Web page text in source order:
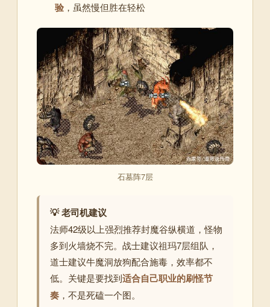
验，虽然慢但胜在轻松
石墓阵7层
💡 老司机建议
法师42级以上强烈推荐封魔谷纵横道，怪物
多到火墙烧不完。战士建议祖玛7层组队，
道士建议牛魔洞放狗配合施毒，效率都不
低。关键是要找到适合自己职业的刷怪节
奏 ，不是死磕一个图。